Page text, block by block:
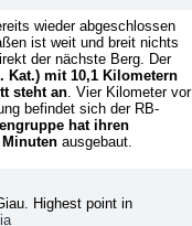
wieder abgeschlossen
ist weit und breit nichts
der nächste Berg. Der
Kat.) mit 10,1 Kilometern
steht an. Vier Kilometer vor
befindet sich der RB-
hat ihren
ausgebaut.
Highest point in